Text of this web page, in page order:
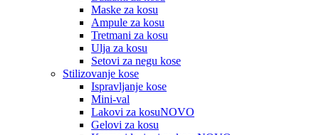
Maske za kosu
Ampule za kosu
Tretmani za kosu
Ulja za kosu
Setovi za negu kose
Stilizovanje kose
Ispravljanje kose
Mini-val
Lakovi za kosuNOVO
Gelovi za kosu